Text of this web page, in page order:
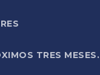
TRES MESES.